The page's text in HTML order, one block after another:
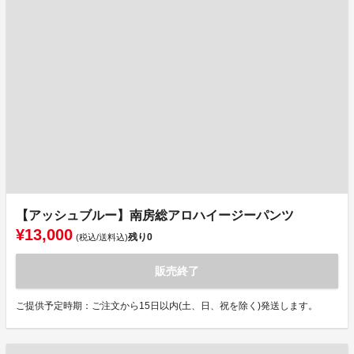
【アッシュブルー】南房総アロハイージーパンツ
¥13,000 (税込/送料込)残り0
販売終了
ご提供予定時期：ご注文から15日以内(土、日、祝を除く)発送します。